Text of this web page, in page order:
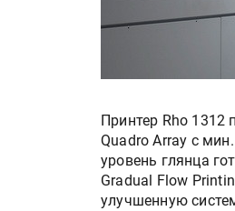
Принтер Rho
Quadro Array с
уровень глянца
Gradual Flow
улучшенную